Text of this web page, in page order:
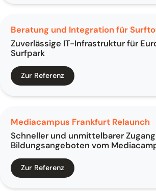
Beratung und Integration für
Zuverlässige IT-Infrastruktur für
Surfpark
Zur Referenz
Mediacampus Frankfurt Relaunch
Schneller und unmittelbarer
Bildungsangeboten vom
Zur Referenz